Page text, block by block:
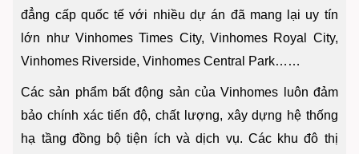
đẳng cấp quốc tế với nhiều dự án đã mang lại uy tín
lớn như Vinhomes Times City, Vinhomes Royal City,
Vinhomes Riverside, Vinhomes Central Park……
Các sản phẩm bất động sản của Vinhomes luôn đảm
bảo chính xác tiến độ, chất lượng, xây dựng hệ thống
hạ tầng đồng bộ tiện ích và dịch vụ. Các khu đô thị